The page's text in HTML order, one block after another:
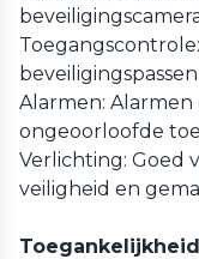
Alarmen:
ongeoorloofde
Verlichting: Goed
veiligheid en